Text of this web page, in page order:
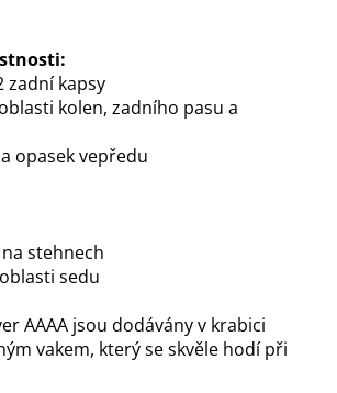
zadní kapsy
kolen, zadního pasu a
opasek vepředu
stehnech
sedu
AAAA jsou dodávány v krabici
vakem, který se skvěle hodí při